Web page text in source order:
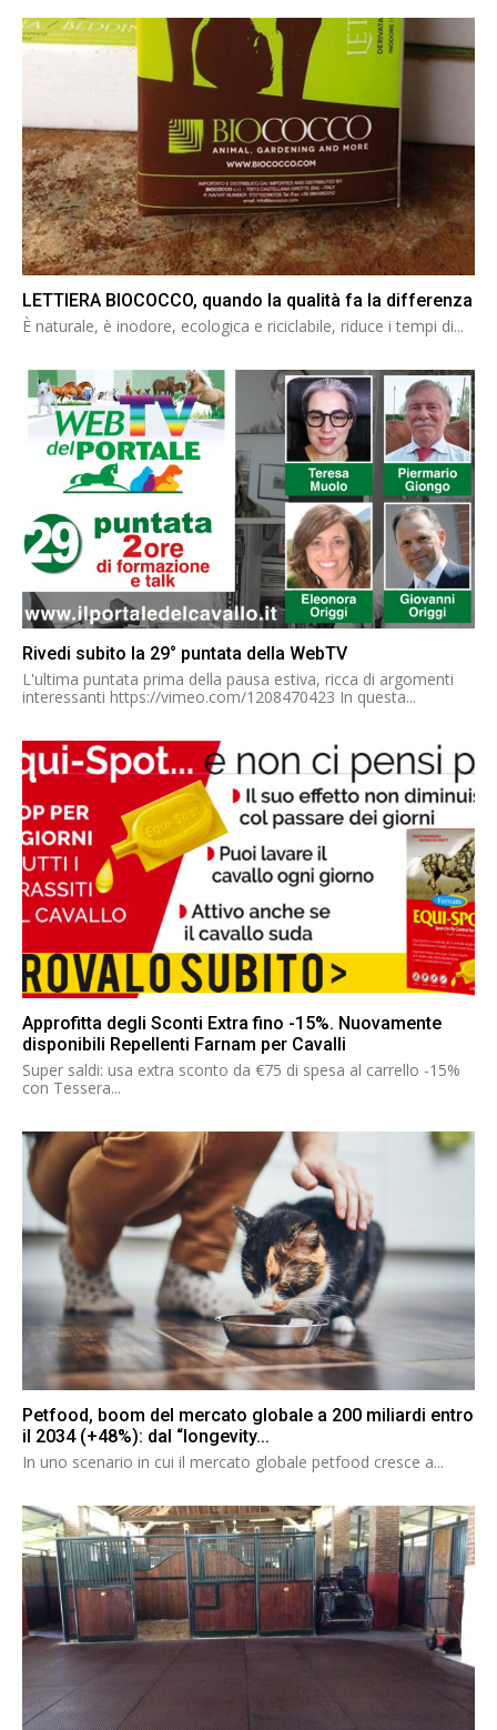
LETTIERA BIOCOCCO, quando la qualità fa la differenza
È naturale, è inodore, ecologica e riciclabile, riduce i tempi di...
Rivedi subito la 29° puntata della WebTV
L'ultima puntata prima della pausa estiva, ricca di argomenti
interessanti https://vimeo.com/1208470423 In questa...
Approfitta degli Sconti Extra fino -15%. Nuovamente
disponibili Repellenti Farnam per Cavalli
Super saldi: usa extra sconto da €75 di spesa al carrello -15%
con Tessera...
Petfood, boom del mercato globale a 200 miliardi entro
il 2034 (+48%): dal “longevity...
In uno scenario in cui il mercato globale petfood cresce a...